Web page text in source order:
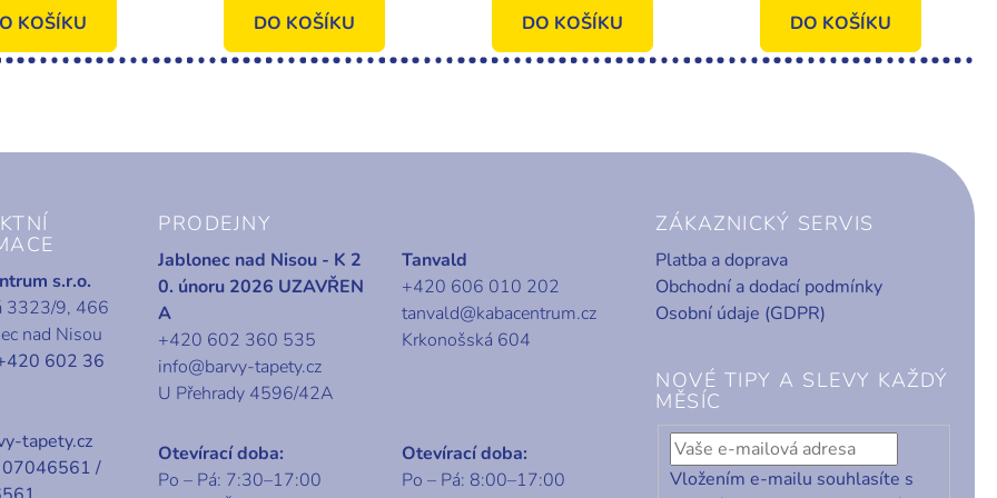
KOŠÍKU DO KOŠÍKU
Photomurals, Vavex
DO KOŠÍKU
Photomurals, Vavex
DO KOŠÍKU
s.r.o.
3323/9, 466
nad Nisou
602 36
tapety.cz
07046561 /
PRODEJNY
Jablonec nad Nisou - K 2
0. únoru 2026 UZAVŘEN
A
+420 602 360 535
info@barvy-tapety.cz
U Přehrady 4596/42A
Tanvald
+420 606 010 202
tanvald@kabacentrum.cz
Krkonošská 604
Otevírací doba:
Po – Pá: 7:30–17:00
Otevírací doba:
Po – Pá: 8:00–17:00
ZÁKAZNICKÝ SERVIS
Platba a doprava
Obchodní a dodací podmínky
Osobní údaje (GDPR)
NOVÉ TIPY A SLEVY KAŽDÝ
MĚSÍC
Vložením e-mailu souhlasíte s